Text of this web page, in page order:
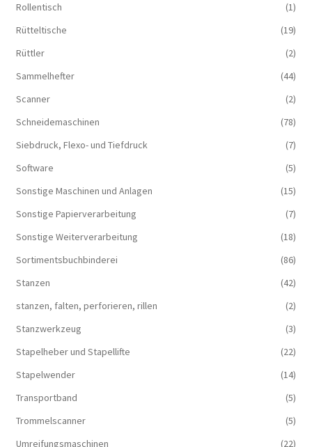
Rollentisch
(1)
Rütteltische
(19)
Rüttler
(2)
Sammelhefter
(44)
Scanner
(2)
Schneidemaschinen
(78)
Siebdruck, Flexo- und Tiefdruck
(7)
Software
(5)
Sonstige Maschinen und Anlagen
(15)
Sonstige Papierverarbeitung
(7)
Sonstige Weiterverarbeitung
(18)
Sortimentsbuchbinderei
(86)
Stanzen
(42)
stanzen, falten, perforieren, rillen
(2)
Stanzwerkzeug
(3)
Stapelheber und Stapellifte
(22)
Stapelwender
(14)
Transportband
(5)
Trommelscanner
(5)
Umreifungsmaschinen
(22)